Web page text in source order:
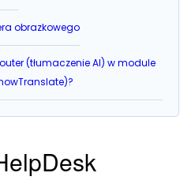
obrazkowego
(tłumaczenie AI) w module